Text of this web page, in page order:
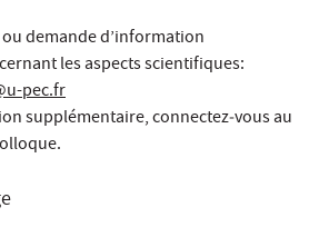
demande d’information
les aspects scientifiques:
pec.fr
supplémentaire, connectez‐vous au
.